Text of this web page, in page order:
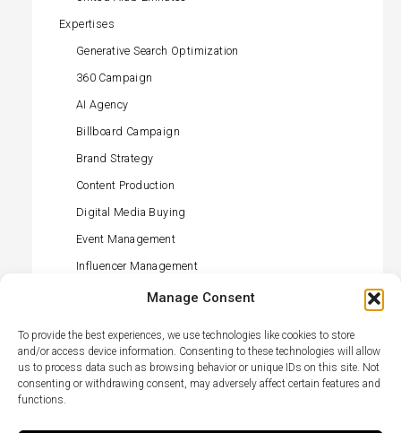
Manage Consent
To provide the best experiences, we use technologies like cookies to store
and/or access device information. Consenting to these technologies will allow
us to process data such as browsing behavior or unique IDs on this site. Not
consenting or withdrawing consent, may adversely affect certain features and
functions.
Expertises
Generative Search Optimization
360 Campaign
AI Agency
Billboard Campaign
Brand Strategy
Content Production
Digital Media Buying
Event Management
Influencer Management
Offline Media Buying
Retail Activation
Social Media Management
TV Campaign